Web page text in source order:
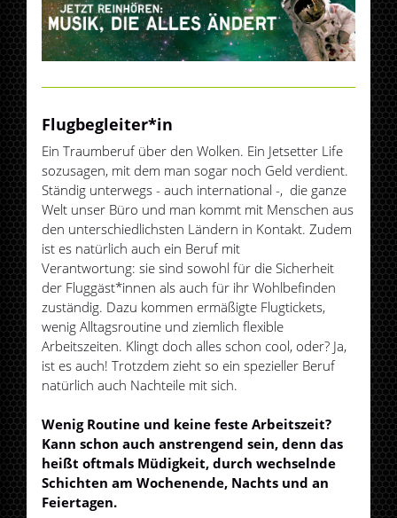
Flugbegleiter*in
Ein Traumberuf über den Wolken. Ein Jetsetter Life
sozusagen, mit dem man sogar noch Geld verdient.
Ständig unterwegs - auch international -, die ganze
Welt unser Büro und man kommt mit Menschen aus
den unterschiedlichsten Ländern in Kontakt. Zudem
ist es natürlich auch ein Beruf mit
Verantwortung: sie sind sowohl für die Sicherheit
der Fluggäst*innen als auch für ihr Wohlbefinden
zuständig. Dazu kommen ermäßigte Flugtickets,
wenig Alltagsroutine und ziemlich flexible
Arbeitszeiten. Klingt doch alles schon cool, oder? Ja,
ist es auch! Trotzdem zieht so ein spezieller Beruf
natürlich auch Nachteile mit sich.
Wenig Routine und keine feste Arbeitszeit?
Kann schon auch anstrengend sein, denn das
heißt oftmals Müdigkeit, durch wechselnde
Schichten am Wochenende, Nachts und an
Feiertagen.